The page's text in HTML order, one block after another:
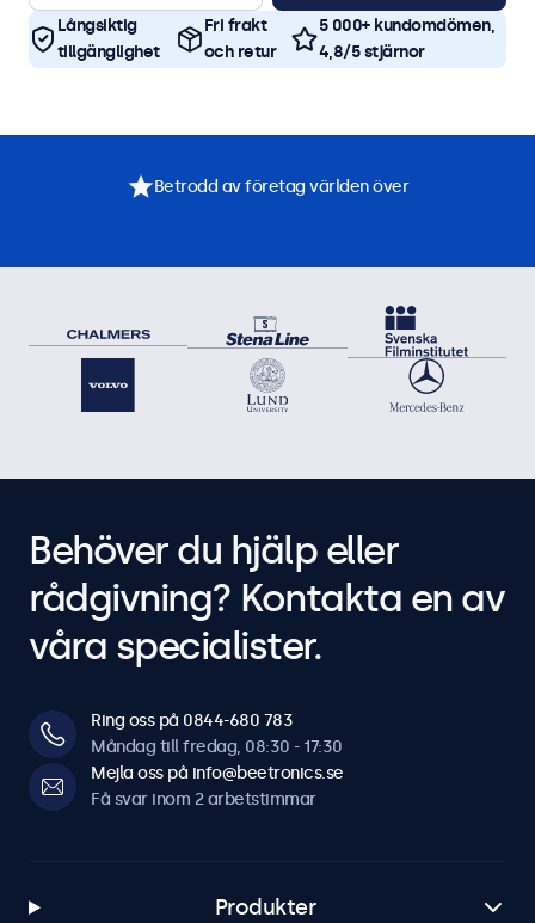
Långsiktig
tillgänglighet
Fri frakt
och retur
5 000+ kundomdömen,
4,8/5 stjärnor
Betrodd av företag världen över
Behöver du hjälp eller
rådgivning? Kontakta en av
våra specialister.
Ring oss på 0844-680 783
Måndag till fredag, 08:30 - 17:30
Mejla oss på info@beetronics.se
Få svar inom 2 arbetstimmar
Produkter